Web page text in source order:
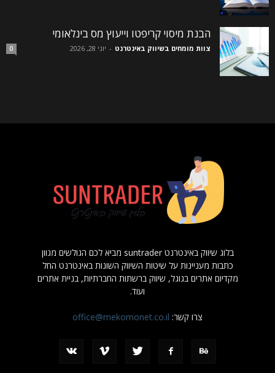
הבנת מיסוי קריפטו וייעוץ מס בינלאומי
צוות מומחים בשיווק באינטרנט - יוני 28, 2026 0
בלוג שיווק באינטרנט suntrader מביא לכם הגולשים מגוון
כתבות מעניינות על שיטות השיווק השונות באינטרנט החל
מקדיום אתרים בגוגל, שיווק ברשתות החברתיות, בניית אתרים
ועוד.
צרו קשר: office@mekomonet.co.il